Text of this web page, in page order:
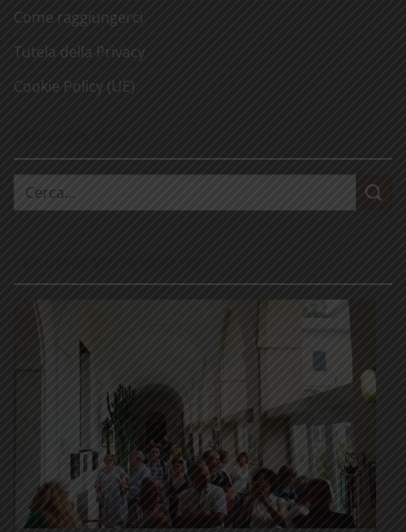
Come raggiungerci
Tutela della Privacy
Cookie Policy (UE)
Cerca: